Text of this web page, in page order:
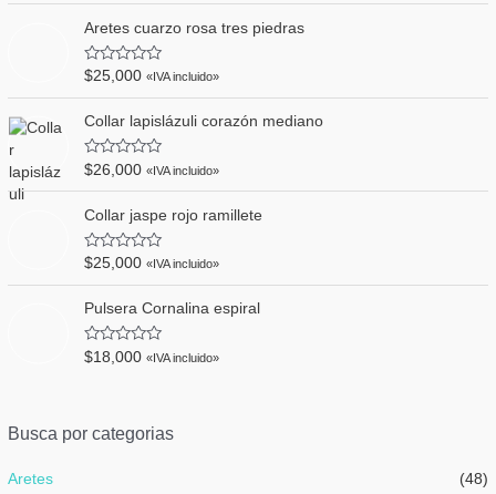
l
o
r
a
d
o
e
0
d
e
5
Aretes cuarzo rosa tres piedras
V
l
o
a
d
o
e
0
d
e
5
$25,000 «IVA incluido»
Collar lapislázuli corazón mediano
V
l
o
r
a
d
o
e
0
d
e
5
$26,000 «IVA incluido»
Collar jaspe rojo ramillete
V
l
o
a
d
o
e
$25,000 «IVA incluido»
Pulsera Cornalina espiral
V
a
d
$18,000 «IVA incluido»
Busca por categorias
Aretes (48)